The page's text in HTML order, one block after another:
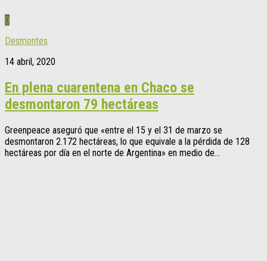
0
Desmontes
14 abril, 2020
En plena cuarentena en Chaco se
desmontaron 79 hectáreas
Greenpeace aseguró que «entre el 15 y el 31 de marzo se
desmontaron 2.172 hectáreas, lo que equivale a la pérdida de 128
hectáreas por día en el norte de Argentina» en medio de...